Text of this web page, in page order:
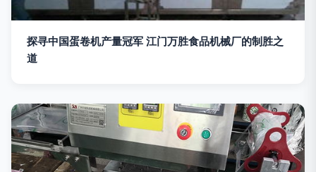
探寻中国蛋卷机产量冠军 江门万胜食品机械厂的制胜之
道